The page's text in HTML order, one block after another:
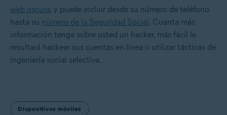
web oscura, y puede incluir desde su número de teléfono
hasta su número de la Seguridad Social . Cuanta más
información tenga sobre usted un hacker, más fácil le
resultará hackear sus cuentas en línea o utilizar tácticas de
ingeniería social selectiva.
Dispositivos móviles